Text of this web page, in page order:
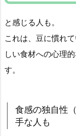
と感じる人も。
これは、豆に慣れ
しい食材への心理
す。
食感の独自性
手な人も